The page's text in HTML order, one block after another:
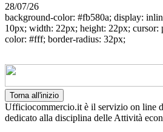
28/07/26
background-color: #fb580a; display:
10px; width: 22px; height: 22px; cursor:
color: #fff; border-radius: 32px;
Torna all'inizio
Ufficiocommercio.it è il servizio on line
dedicato alla disciplina delle Attività